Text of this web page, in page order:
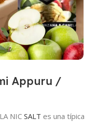
Appuru /
NIC SALT es una típica